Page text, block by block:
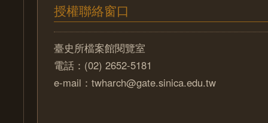
授權聯絡窗口
臺史所檔案館閱覽室
電話：(02) 2652-5181
e-mail：twharch@gate.sinica.edu.tw